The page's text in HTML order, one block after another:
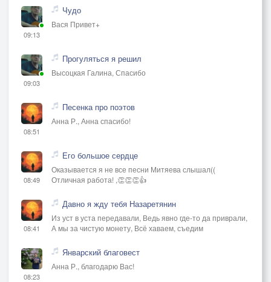
09:13
Чудо
Вася Привет+
09:03
Прогуляться я решил
Высоцкая Галина, Спасибо
08:51
Песенка про поэтов
Анна Р., Анна спасибо!
08:49
Его большое сердце
Оказывается я не все песни Митяева слышал((
Отличная работа! ,👏👏👏👍
08:41
Давно я жду тебя Назаретянин
Из уст в уста передавали, Ведь явно где-то да приврали,
А мы за чистую монету, Всё хаваем, съедим
08:23
Январский благовест
Анна Р., благодарю Вас!